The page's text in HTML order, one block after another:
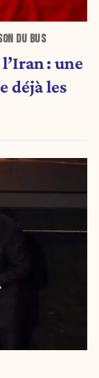
DU BUS
: une
déjà les